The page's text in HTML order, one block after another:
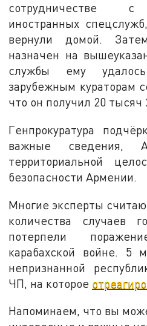
сотрудничестве с
иностранных
вернули домой.
назначен на
службы ему
зарубежным кураторам
что он получил 20
Генпрокуратура
важные сведения,
территориальной
безопасности Армении.
Многие эксперты
количества случаев
потерпели
карабахской войне. 5
непризнанной
ЧП, на которое
Напоминаем, что вы